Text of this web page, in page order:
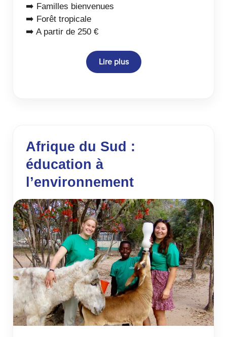
➡️ Familles bienvenues
➡️ Forêt tropicale
➡️ A partir de 250 €
Lire plus
Afrique du Sud :
éducation à
l’environnement